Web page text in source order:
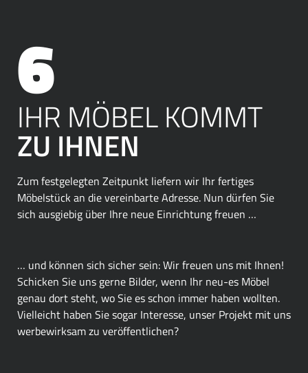
IHR MÖBEL KOMMT
ZU IHNEN
Zum festgelegten Zeitpunkt liefern wir Ihr fertiges
Möbelstück an die vereinbarte Adresse. Nun dürfen Sie
sich ausgiebig über Ihre neue Einrichtung freuen …
… und können sich sicher sein: Wir freuen uns mit Ihnen!
Schicken Sie uns gerne Bilder, wenn Ihr neu-es Möbel
genau dort steht, wo Sie es schon immer haben wollten.
Vielleicht haben Sie sogar Interesse, unser Projekt mit uns
werbewirksam zu veröffentlichen?